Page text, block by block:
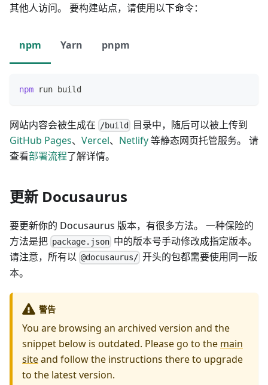
其他人访问。 要构建站点，请使用以下命令：
npm Yarn pnpm
npm run build
网站内容会被生成在 /build
目录中，随后可以被上传到
GitHub Pages、 Vercel、 Netlify等静态网页托管服务。 请
查看部署流程了解详情。
更新 Docusaurus
要更新你的 Docusaurus 版本，有很多方法。 一种保险的
方法是把 package.json 中的版本号手动修改成指定版本。
请注意，所有以 @docusaurus/ 开头的包都需要使用同一版
本。
警告
You are browsing an archived version and the
snippet below is outdated. Please go to the main
siteand follow the instructions there to upgrade
to the latest version.